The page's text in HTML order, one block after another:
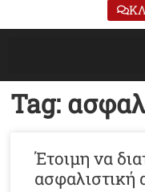
Tag:
Έτοιμη να
ασφαλιστική